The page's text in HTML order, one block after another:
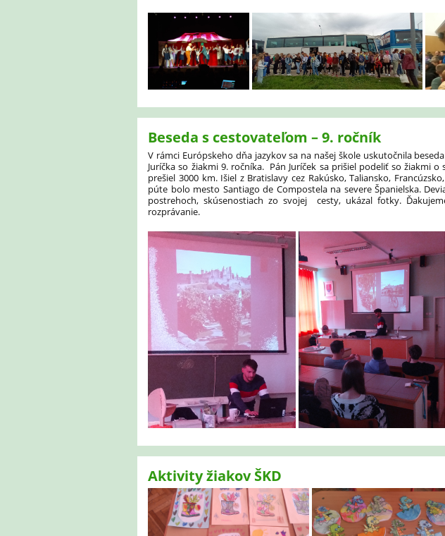
Beseda s cestovateľom – 9. ročník
V rámci Európskeho dňa jazykov sa na našej škole uskutočnila
Juríčka so žiakmi 9. ročníka. Pán Juríček sa prišiel podeliť so žiakmi
prešiel 3000 km. Išiel z Bratislavy cez Rakúsko, Taliansko,
púte bolo mesto Santiago de Compostela na severe Španielska.
postrehoch, skúsenostiach zo svojej cesty, ukázal fotky.
rozprávanie.
Aktivity žiakov ŠKD